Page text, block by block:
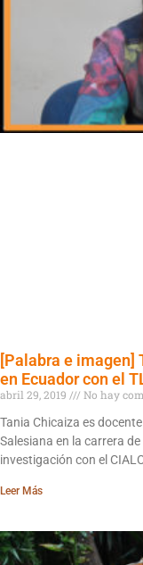
[Palabra e imagen]
en Ecuador con el
abril 29, 2019
No hay
Tania Chicaiza es
Salesiana en la carrera
investigación con el
Leer Más